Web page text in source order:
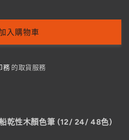
入購物車
務 的取貨服務
乾性木顏色筆 (12/ 24/ 48色)